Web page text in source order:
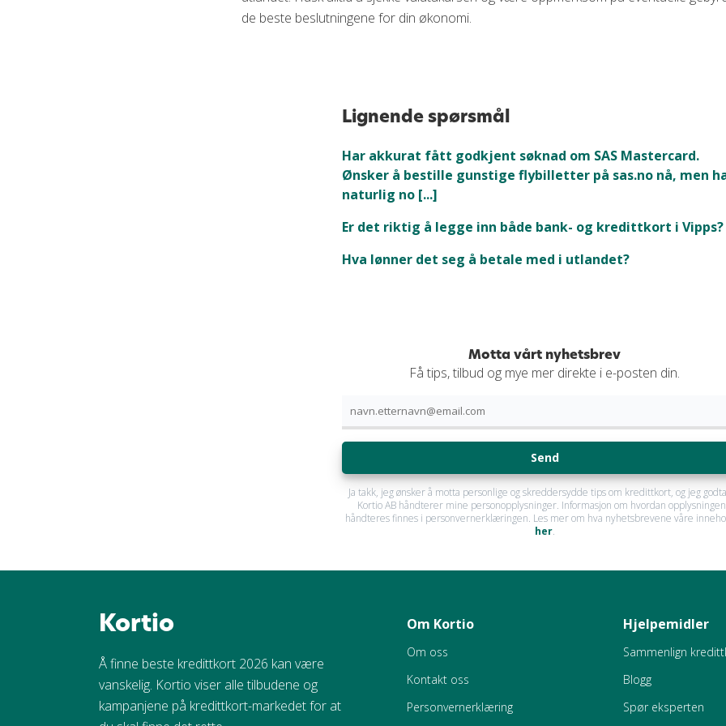
de beste beslutningene for din økonomi.
Lignende spørsmål
Har akkurat fått godkjent søknad om SAS Mastercard.
Ønsker å bestille gunstige flybilletter på sas.no nå, men
naturlig no [...]
Er det riktig å legge inn både bank- og kredittkort i Vipps?
Hva lønner det seg å betale med i utlandet?
Motta vårt nyhetsbrev
Få tips, tilbud og mye mer direkte i e-posten din.
Send
Ja takk, jeg ønsker å motta personlige og skreddersydde tips om kredittkort, og jeg
Kortio AB håndterer mine personopplysninger. Informasjon om hvordan
håndteres finnes i personvernerklæringen. Les mer om hva nyhetsbrevene våre
her.
Kortio
Å finne beste kredittkort 2026 kan være
vanskelig. Kortio viser alle tilbudene og
kampanjene på kredittkort-markedet for at
Om Kortio
Om oss
Kontakt oss
Personvernerklæring
Hjelpemidler
Sammenlign
Blogg
Spør eksperten